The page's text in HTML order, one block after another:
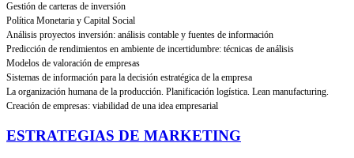
Gestión de carteras de inversión
Política Monetaria y Capital Social
Análisis proyectos inversión: análisis contable y fuentes de información
Predicción de rendimientos en ambiente de incertidumbre: técnicas de análisis
Modelos de valoración de empresas
Sistemas de información para la decisión estratégica de la empresa
La organización humana de la producción. Planificación logística. Lean manufacturing.
Creación de empresas: viabilidad de una idea empresarial
ESTRATEGIAS DE MARKETING